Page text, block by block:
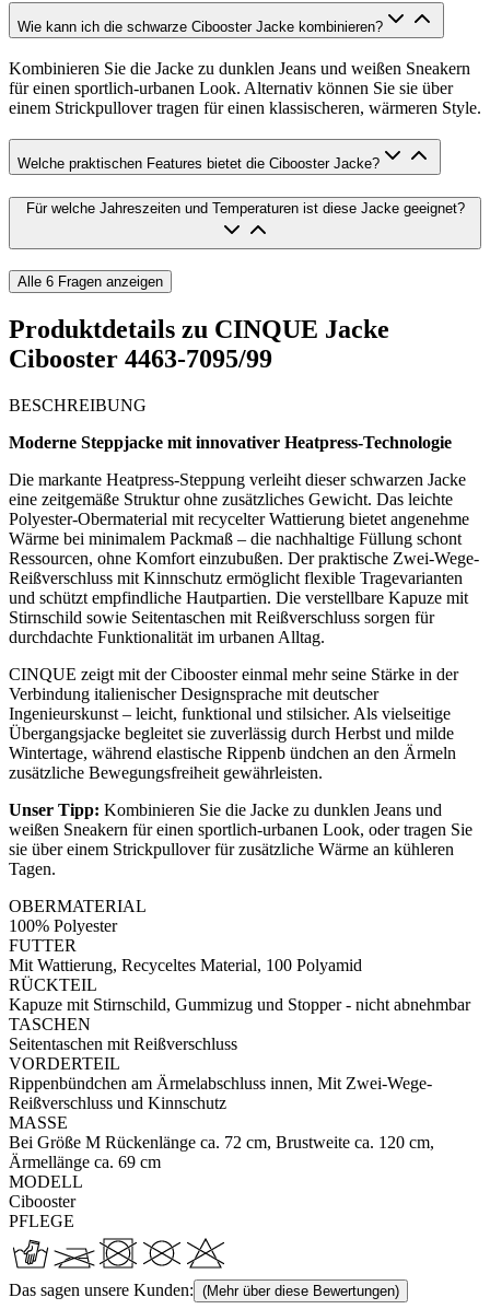
Wie kann ich die schwarze Cibooster Jacke kombinieren?
Kombinieren Sie die Jacke zu dunklen Jeans und weißen Sneakern
für einen sportlich-urbanen Look. Alternativ können Sie sie über
einem Strickpullover tragen für einen klassischeren, wärmeren Style.
Welche praktischen Features bietet die Cibooster Jacke?
Für welche Jahreszeiten und Temperaturen ist diese Jacke geeignet?
Alle 6 Fragen anzeigen
Produktdetails zu CINQUE Jacke
Cibooster 4463-7095/99
BESCHREIBUNG
Moderne Steppjacke mit innovativer Heatpress-Technologie
Die markante Heatpress-Steppung verleiht dieser schwarzen Jacke
eine zeitgemäße Struktur ohne zusätzliches Gewicht. Das leichte
Polyester-Obermaterial mit recycelter Wattierung bietet angenehme
Wärme bei minimalem Packmaß – die nachhaltige Füllung schont
Ressourcen, ohne Komfort einzubußen. Der praktische Zwei-Wege-
Reißverschluss mit Kinnschutz ermöglicht flexible Tragevarianten
und schützt empfindliche Hautpartien. Die verstellbare Kapuze mit
Stirnschild sowie Seitentaschen mit Reißverschluss sorgen für
durchdachte Funktionalität im urbanen Alltag.
CINQUE zeigt mit der Cibooster einmal mehr seine Stärke in der
Verbindung italienischer Designsprache mit deutscher
Ingenieurskunst – leicht, funktional und stilsicher. Als vielseitige
Übergangsjacke begleitet sie zuverlässig durch Herbst und milde
Wintertage, während elastische Rippenb ündchen an den Ärmeln
zusätzliche Bewegungsfreiheit gewährleisten.
Unser Tipp: Kombinieren Sie die Jacke zu dunklen Jeans und
weißen Sneakern für einen sportlich-urbanen Look, oder tragen Sie
sie über einem Strickpullover für zusätzliche Wärme an kühleren
Tagen.
OBERMATERIAL
100% Polyester
FUTTER
Mit Wattierung, Recyceltes Material, 100 Polyamid
RÜCKTEIL
Kapuze mit Stirnschild, Gummizug und Stopper - nicht abnehmbar
TASCHEN
Seitentaschen mit Reißverschluss
VORDERTEIL
Rippenbündchen am Ärmelabschluss innen, Mit Zwei-Wege-
Reißverschluss und Kinnschutz
MASSE
Bei Größe M Rückenlänge ca. 72 cm, Brustweite ca. 120 cm,
Ärmellänge ca. 69 cm
MODELL
Cibooster
PFLEGE
Das sagen unsere Kunden: (Mehr über diese Bewertungen)